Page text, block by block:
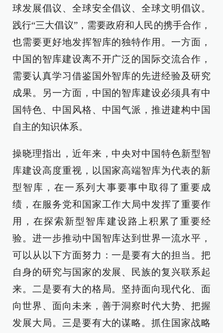
球发展倡议、全球安全倡议、全球文明倡议。
践行“三大倡议”，需要政府和人民的携手合作，
也需要更好地发挥智库的独特作用。一方面，
中国的智库建设离不开广泛的国际交流合作，
需要认真学习借鉴国外智库的先进经验及研究
成果。另一方面，中国的智库建设必须具有中
国特色、中国风格、中国气派，推进建构中国
自主的知识体系。
操晓理指出，近年来，中央对中国特色新型智
库建设高度重视，以国家高端智库为代表的新
型智库，在一系列大事要事中取得了重要成
绩，在服务党和国家工作大局中发挥了重要作
用，在探索新型智库建设路上积累了重要经
验。进一步推动中国智库达到世界一流水平，
可以从以下方面努力：一是要有大的担当。把
自身的研究与国家的发展、民族的复兴联系起
来。二是要有大的格局。坚持面向现代化、面
向世界、面向未来，善于洞察时代大势、把握
发展大局。三是要有大的谋略。抓住国家战略